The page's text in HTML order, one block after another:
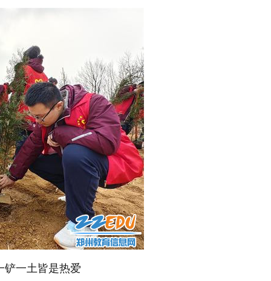
铲一土皆是热爱